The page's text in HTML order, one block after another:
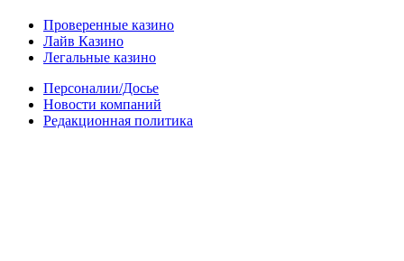
Проверенные казино
Лайв Казино
Легальные казино
Персоналии/Досье
Новости компаний
Редакционная политика